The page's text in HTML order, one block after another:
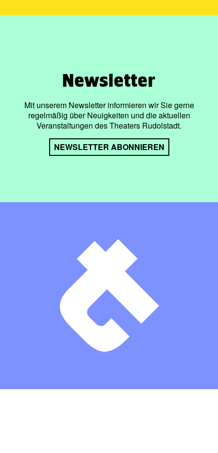
Newsletter
Mit unserem Newsletter informieren wir Sie gerne
regelmäßig über Neuigkeiten und die aktuellen
Veranstaltungen des Theaters Rudolstadt.
NEWSLETTER ABONNIEREN